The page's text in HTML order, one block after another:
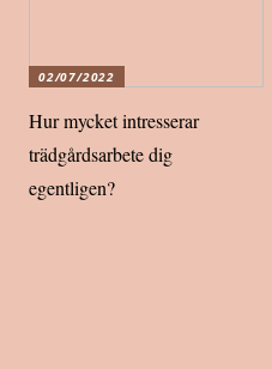
02/07/2022
Hur mycket intresserar
trädgårdsarbete dig
egentligen?